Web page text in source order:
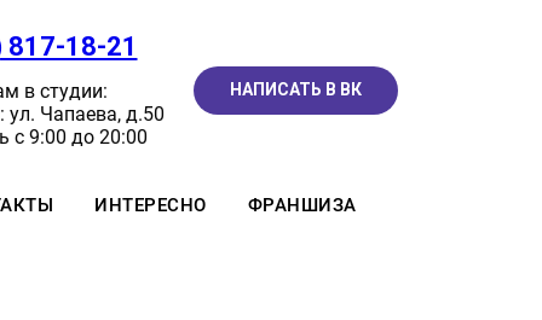
817-18-21
в студии:
ул. Чапаева, д.50
с 9:00 до 20:00
НАПИСАТЬ В ВК
ИНТЕРЕСНО ФРАНШИЗА